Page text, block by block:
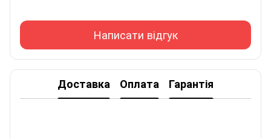
Написати відгук
Доставка Оплата Гарантія